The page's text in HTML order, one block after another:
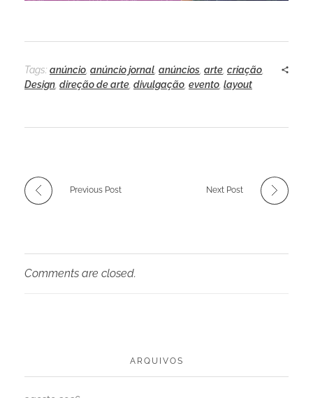
Tags: anúncio anúncio jornal anúncios arte criação
Design direção de arte divulgação evento layout
Previous Post Next Post
Comments are closed.
ARQUIVOS